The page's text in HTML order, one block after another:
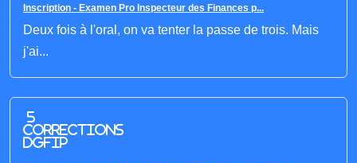
Inscription - Examen Pro Inspecteur des Finances p...
Deux fois à l'oral, on va tenter la passe de trois. Mais
j'ai...
5
corrections
DGFIP